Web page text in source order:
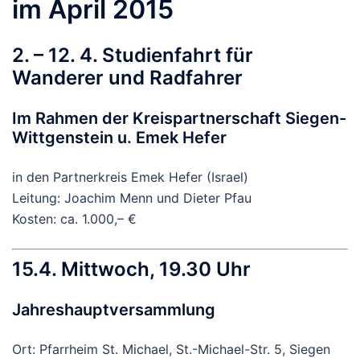
im April 2015
2. – 12. 4. Studienfahrt für
Wanderer und Radfahrer
Im Rahmen der Kreispartnerschaft Siegen-
Wittgenstein u. Emek Hefer
in den Partnerkreis Emek Hefer (Israel)
Leitung: Joachim Menn und Dieter Pfau
Kosten: ca. 1.000,– €
15.4. Mittwoch, 19.30 Uhr
Jahreshauptversammlung
Ort: Pfarrheim St. Michael, St.-Michael-Str. 5, Siegen